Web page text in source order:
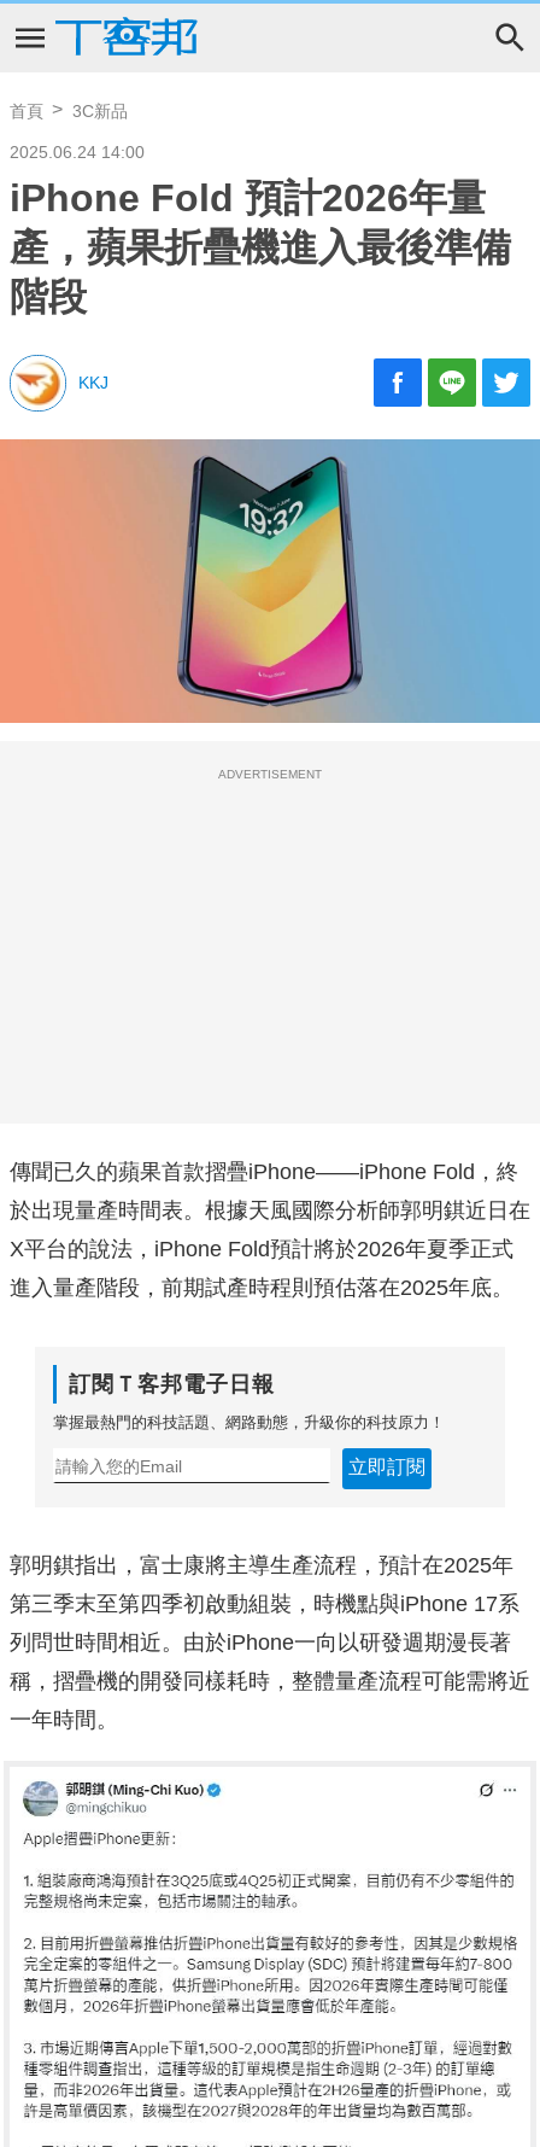
首頁 3C新品
2025.06.24 14:00
iPhone Fold 預計2026年量
產，蘋果折疊機進入最後準備
階段
KKJ
ADVERTISEMENT
傳聞已久的蘋果首款摺疊iPhone——iPhone Fold，終
於出現量產時間表。根據天風國際分析師郭明錤近日在
X平台的說法，iPhone Fold預計將於2026年夏季正式
進入量產階段，前期試產時程則預估落在2025年底。
訂閱Ｔ客邦電子日報
掌握最熱門的科技話題、網路動態，升級你的科技原力！
立即訂閱
郭明錤指出，富士康將主導生產流程，預計在2025年
第三季末至第四季初啟動組裝，時機點與iPhone 17系
列問世時間相近。由於iPhone一向以研發週期漫長著
稱，摺疊機的開發同樣耗時，整體量產流程可能需將近
一年時間。